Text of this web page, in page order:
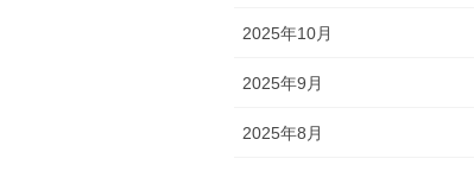
2025年10月
2025年9月
2025年8月